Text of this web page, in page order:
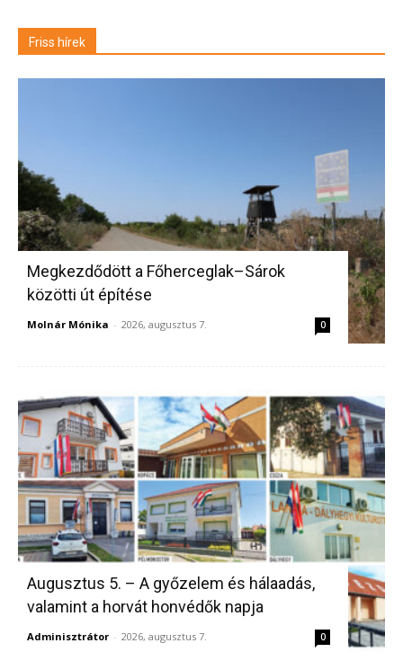
Friss hírek
Megkezdődött a Főherceglak–Sárok
közötti út építése
Molnár Mónika - 2026, augusztus 7. 0
Augusztus 5. – A győzelem és hálaadás,
valamint a horvát honvédők napja
Adminisztrátor - 2026, augusztus 7. 0